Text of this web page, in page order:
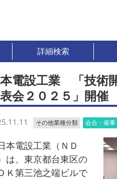
詳細検索
電設工業 「技術
会２０２５」開催
その他業種分類 会合・催事
本電設工業（ＮＤ
は、東京都台東区の
Ｋ第三池之端ビルで